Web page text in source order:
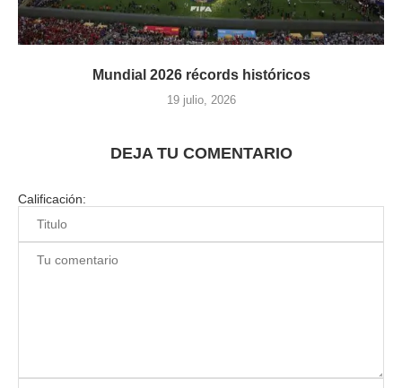
Mundial 2026 récords históricos
19 julio, 2026
DEJA TU COMENTARIO
Calificación: